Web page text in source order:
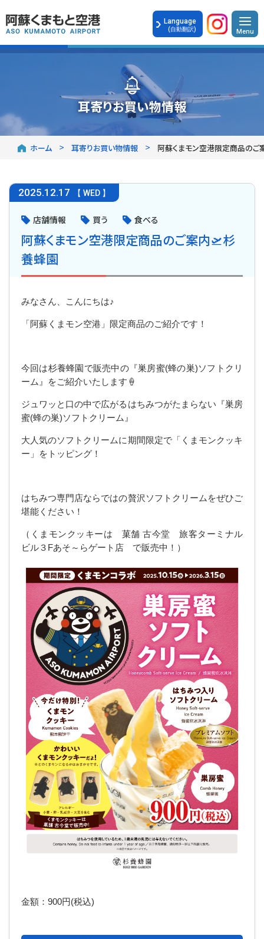
Language
(自動翻訳)
耳寄りお買い物情報
ホーム 耳寄りお買い物情報 阿蘇くまモン空港限定商品の
2025.12.17 【 WED 】
店舗情報 買う 食べる
阿蘇くまモン空港限定商品のご案内🛫杉
養蜂園
みなさん、こんにちは♪
「阿蘇くまモン空港」限定商品のご紹介です！
今回は杉養蜂園で販売中の『巣房蜜(蜂の巣)ソフトクリ
ーム』をご紹介いたします🍦
ジュワッと口の中で広がるはちみつがたまらない『巣房
蜜(蜂の巣)ソフトクリーム』
大人気のソフトクリームに期間限定で「くまモンクッキ
ー」をトッピング！
はちみつ専門店ならではの贅沢ソフトクリームをぜひご
堪能ください！
（くまモンクッキーは 菓舗 古今堂 旅客ターミナル
ビル３Fあそ～らゲート店 で販売中！）
金額：900円(税込)